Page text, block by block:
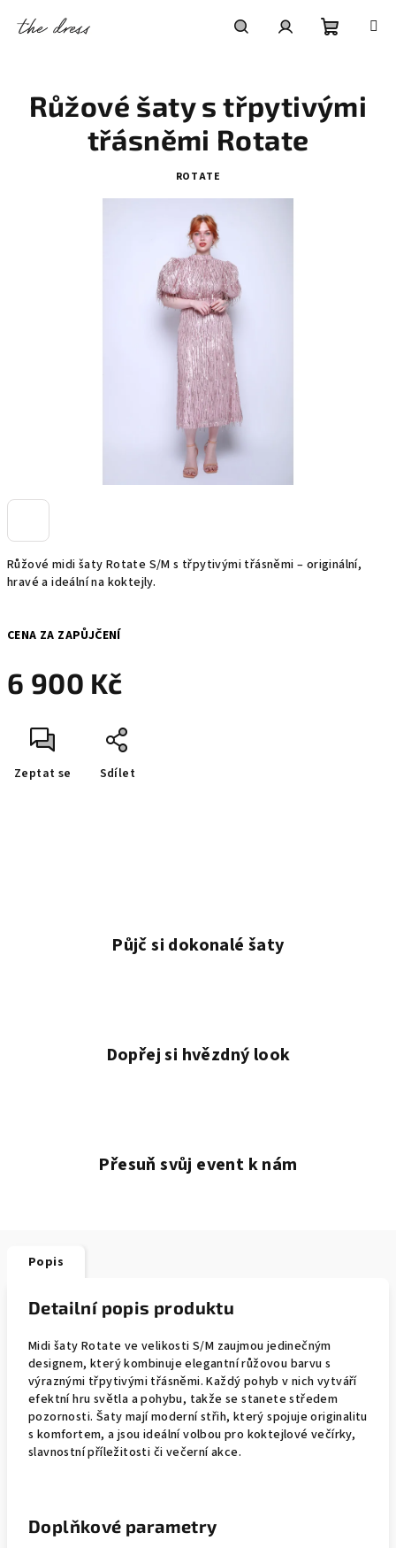
košík
Růžové midi šaty Rotate S/M s třpytivými třásněmi – originální,
hravé a ideální na koktejly.
6 900 Kč
cena:
CENA ZA ZAPŮJČENÍ
Zeptat se Sdílet
Růžové šaty s třpytivými
třásněmi Rotate
ROTATE
Půjč si dokonalé šaty
Dopřej si hvězdný look
Přesuň svůj event k nám
Popis
Detailní popis produktu
Midi šaty Rotate ve velikosti S/M zaujmou jedinečným
designem, který kombinuje elegantní růžovou barvu s
výraznými třpytivými třásněmi. Každý pohyb v nich vytváří
efektní hru světla a pohybu, takže se stanete středem
pozornosti. Šaty mají moderní střih, který spojuje originalitu
s komfortem, a jsou ideální volbou pro koktejlové večírky,
slavnostní příležitosti či večerní akce.
Doplňkové parametry